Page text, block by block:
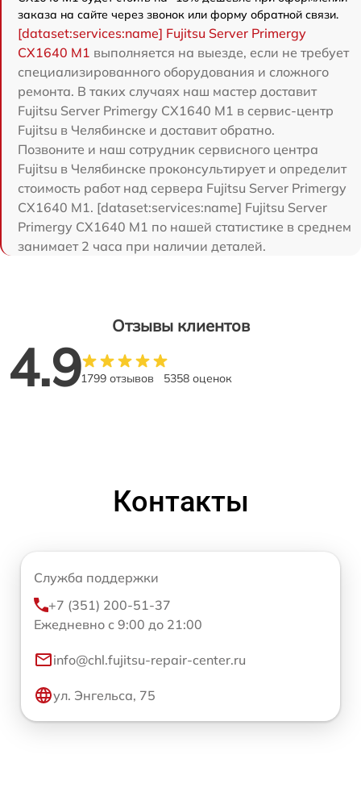
заказа на сайте через звонок или форму обратной связи.
[dataset:services:name] Fujitsu Server Primergy
CX1640 M1 выполняется на выезде, если не требует
специализированного оборудования и сложного
ремонта. В таких случаях наш мастер доставит
Fujitsu Server Primergy CX1640 M1 в сервис-центр
Fujitsu в Челябинске и доставит обратно.
Позвоните и наш сотрудник сервисного центра
Fujitsu в Челябинске проконсультирует и определит
стоимость работ над сервера Fujitsu Server Primergy
CX1640 M1. [dataset:services:name] Fujitsu Server
Primergy CX1640 M1 по нашей статистике в среднем
занимает 2 часа при наличии деталей.
Отзывы клиентов
4.91799 отзывов 5358 оценок
Контакты
Служба поддержки
+7 (351) 200-51-37
Ежедневно с 9:00 до 21:00
info@chl.fujitsu-repair-center.ru
ул. Энгельса, 75